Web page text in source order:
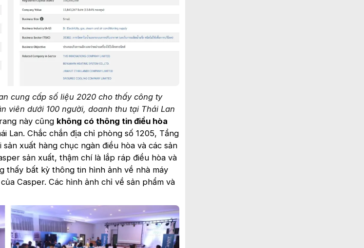
cung cấp số liệu 2020 cho thấy công ty
viên dưới 100 người, doanh thu tại Thái Lan
này cũng không có thông tin điều hòa
Lan. Chắc chắn địa chỉ phòng số 1205, Tầng
xuất hàng chục ngàn điều hòa và các sản
sản xuất, thậm chí là lắp ráp điều hòa và
thấy bất kỳ thông tin hình ảnh về nhà máy
Casper. Các hình ảnh chỉ về sản phẩm và